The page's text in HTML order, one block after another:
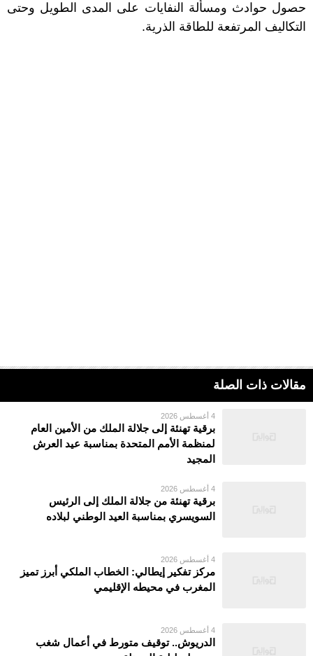
حصول حوادث ومسألة النفايات على المدى الطويل وحتى
التكاليف المرتفعة للطاقة الذرية.
مقالات ذات الصلة
4 أغسطس 2026
برقية تهنئة إلى جلالة الملك من الأمين العام
لمنظمة الأمم المتحدة بمناسبة عيد العرش
المجيد
4 أغسطس 2026
برقية تهنئة من جلالة الملك إلى الرئيس
السويسري بمناسبة العيد الوطني لبلاده
4 أغسطس 2026
مركز تفكير إيطالي: الخطاب الملكي أبرز تميز
المغرب في محيطه الإقليمي
4 أغسطس 2026
الدريوش.. توقيف متورط في أعمال شغب